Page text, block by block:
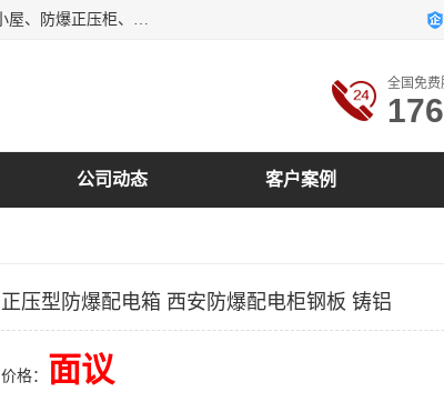
南阳首安防爆电气有限公司是一家集开发、生产、销售、安装、服务为一体的专业防爆公司，主要生产防爆小屋、防爆正压柜、防爆空调、防爆控制箱、防爆配电箱（柜），防爆正压系列，防爆灯具，防爆风机，防爆管件，粉尘防爆，防腐防尘防水等百余系列上千种防爆产品。
全国免费
公司动态 客户案例
正压型防爆配电箱 西安防爆配电柜钢板 铸铝
价格： 面议